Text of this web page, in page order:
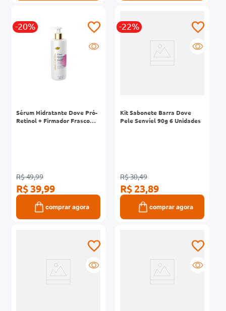
-20%
Sérum Hidratante Dove Pró-
Retinol + Firmador Frasco
R$ 49,99
R$ 39,99
comprar agora
-22%
Kit Sabonete Barra Dove
Pele Senvíel 90g 6 Unidades
R$ 30,49
R$ 23,89
comprar agora